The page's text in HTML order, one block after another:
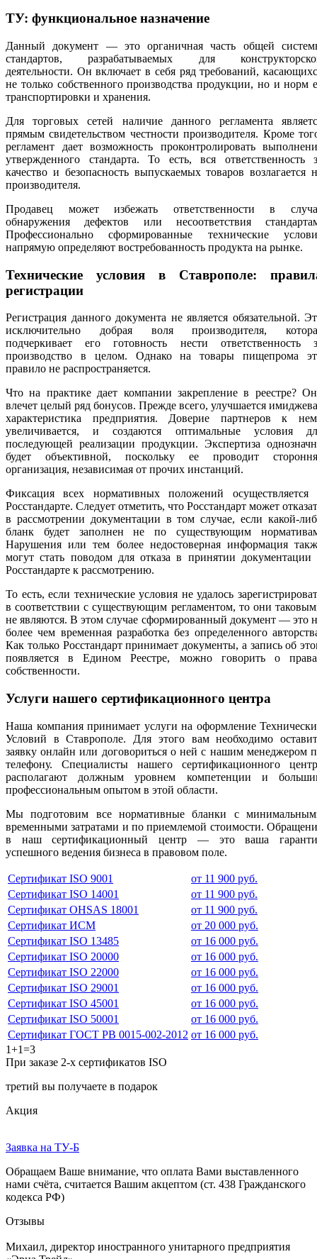
ТУ: функциональное назначение
Данный документ — это органичная часть общей
стандартов, разрабатываемых для
деятельности. Он включает в себя ряд требований,
не только собственного производства продукции, но и норм
транспортировки и хранения.
Для торговых сетей наличие данного регламента
прямым свидетельством честности производителя. Кроме
регламент дает возможность проконтролировать
утвержденного стандарта. То есть, вся ответственность
качество и безопасность выпускаемых товаров возлагается
производителя.
Продавец может избежать ответственности в
обнаружения дефектов или несоответствия
Профессионально сформированные технические
напрямую определяют востребованность продукта на рынке.
Технические условия в Ставрополе:
регистрации
Регистрация данного документа не является обязательной.
исключительно добрая воля производителя,
подчеркивает его готовность нести ответственность
производство в целом. Однако на товары пищепрома
правило не распространяется.
Что на практике дает компании закрепление в реестре?
влечет целый ряд бонусов. Прежде всего, улучшается
характеристика предприятия. Доверие партнеров к
увеличивается, и создаются оптимальные условия
последующей реализации продукции. Экспертиза
будет объективной, поскольку ее проводит
организация, независимая от прочих инстанций.
Фиксация всех нормативных положений осуществляется
Росстандарте. Следует отметить, что Росстандарт может
в рассмотрении документации в том случае, если какой-
бланк будет заполнен не по существующим
Нарушения или тем более недостоверная информация
могут стать поводом для отказа в принятии документации
Росстандарте к рассмотрению.
То есть, если технические условия не удалось
в соответствии с существующим регламентом, то они
не являются. В этом случае сформированный документ — это
более чем временная разработка без определенного
Как только Росстандарт принимает документы, а запись об
появляется в Едином Реестре, можно говорить о
собственности.
Услуги нашего сертификационного центра
Наша компания принимает услуги на оформление
Условий в Ставрополе. Для этого вам необходимо
заявку онлайн или договориться о ней с нашим менеджером
телефону. Специалисты нашего сертификационного
располагают должным уровнем компетенции и
профессиональным опытом в этой области.
Мы подготовим все нормативные бланки с
временными затратами и по приемлемой стоимости.
в наш сертификационный центр — это ваша
успешного ведения бизнеса в правовом поле.
Сертификат ISO 9001
от 11 900 руб.
Сертификат ISO 14001
от 11 900 руб.
Сертификат OHSAS 18001
от 11 900 руб.
Сертификат ИСМ
от 20 000 руб.
Сертификат ISO 13485
от 16 000 руб.
Сертификат ISO 20000
от 16 000 руб.
Сертификат ISO 22000
от 16 000 руб.
Сертификат ISO 29001
от 16 000 руб.
Сертификат ISO 45001
от 16 000 руб.
Сертификат ISO 50001
от 16 000 руб.
Сертификат ГОСТ РВ 0015-002-2012 от 16 000 руб.
1+1=3
При заказе 2-х сертификатов ISO
третий вы получаете в подарок
Акция
Заявка на ТУ-Б
Обращаем Ваше внимание, что оплата Вами выставленного
нами счёта, считается Вашим акцептом (ст. 438 Гражданского
кодекса РФ)
Отзывы
Михаил, директор иностранного унитарного предприятия